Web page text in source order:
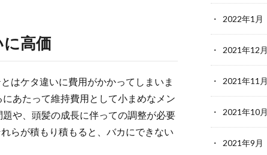
高価
はケタ違いに費用がかかってしまいま
あたって維持費用として小まめなメン
や、頭髪の成長に伴っての調整が必要
らが積もり積もると、バカにできない
2022年1月
2021年12月
2021年11月
2021年10月
2021年9月